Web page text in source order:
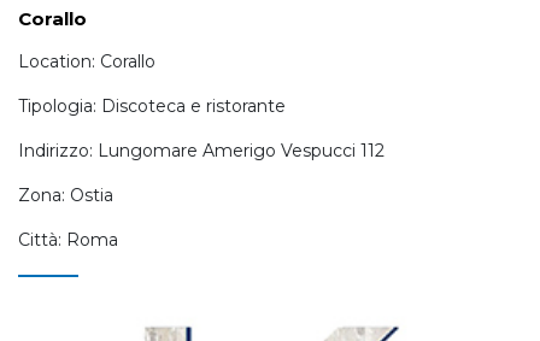
Corallo
Location: Corallo
Tipologia: Discoteca e ristorante
Indirizzo: Lungomare Amerigo Vespucci 112
Zona: Ostia
Città: Roma